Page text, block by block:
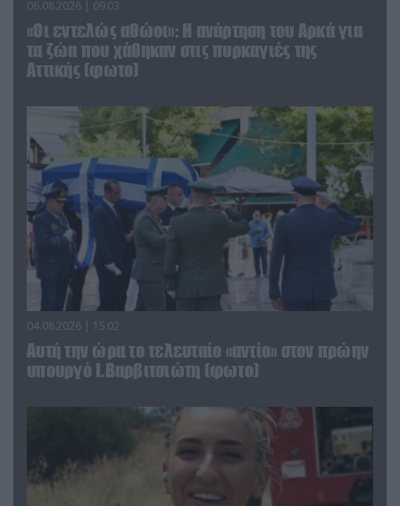
06.08.2026 | 09:03
«Οι εντελώς αθώοι»: Η ανάρτηση του Αρκά για
τα ζώα που χάθηκαν στις πυρκαγιές της
Αττικής (φωτο)
04.08.2026 | 15:02
Αυτή την ώρα το τελευταίο «αντίο» στον πρώην
υπουργό Ι.Βαρβιτσιώτη (φωτο)